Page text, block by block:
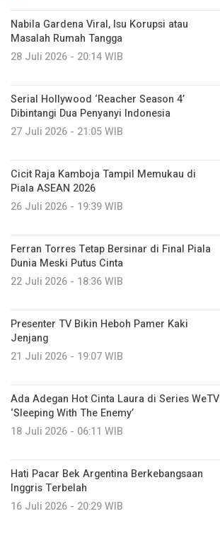
Nabila Gardena Viral, Isu Korupsi atau
Masalah Rumah Tangga
28 Juli 2026 - 20:14 WIB
Serial Hollywood ‘Reacher Season 4’
Dibintangi Dua Penyanyi Indonesia
27 Juli 2026 - 21:05 WIB
Cicit Raja Kamboja Tampil Memukau di
Piala ASEAN 2026
26 Juli 2026 - 19:39 WIB
Ferran Torres Tetap Bersinar di Final Piala
Dunia Meski Putus Cinta
22 Juli 2026 - 18:36 WIB
Presenter TV Bikin Heboh Pamer Kaki
Jenjang
21 Juli 2026 - 19:07 WIB
Ada Adegan Hot Cinta Laura di Series WeTV
‘Sleeping With The Enemy’
18 Juli 2026 - 06:11 WIB
Hati Pacar Bek Argentina Berkebangsaan
Inggris Terbelah
16 Juli 2026 - 20:29 WIB